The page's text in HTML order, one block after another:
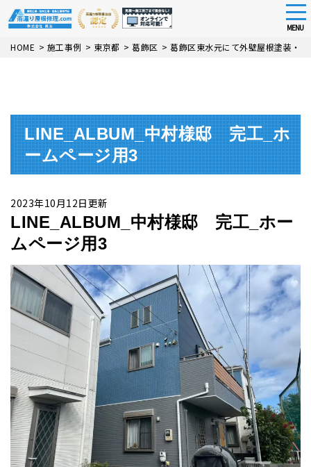
Skip
MENU
HOME > 施工事例 > 東京都 > 葛飾区 > 葛飾区東水元にて外壁屋根塗装・
LINE_ALBUM_中村様邸 完工_ホ
ームページ用3
2023年10月12日更新
LINE_ALBUM_中村様邸 完工_ホー
ムページ用3